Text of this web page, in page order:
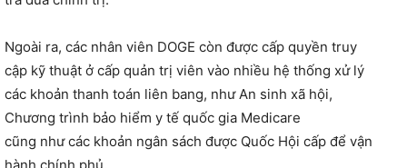
Ngoài ra, các nhân viên DOGE còn được cấp quyền truy
cập kỹ thuật ở cấp quản trị viên vào nhiều hệ thống xử lý
các khoản thanh toán liên bang, như An sinh xã hội,
Chương trình bảo hiểm y tế quốc gia Medicare
cũng như các khoản ngân sách được Quốc Hội cấp để vận